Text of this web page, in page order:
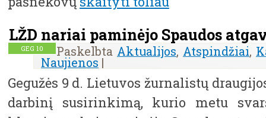
LŽD nariai paminėjo Spaudos
GEG 10 Paskelbta Aktualijos, Atspindžiai,
Naujienos |
Gegužės 9 d. Lietuvos žurnalistų
darbinį susirinkimą, kurio metu